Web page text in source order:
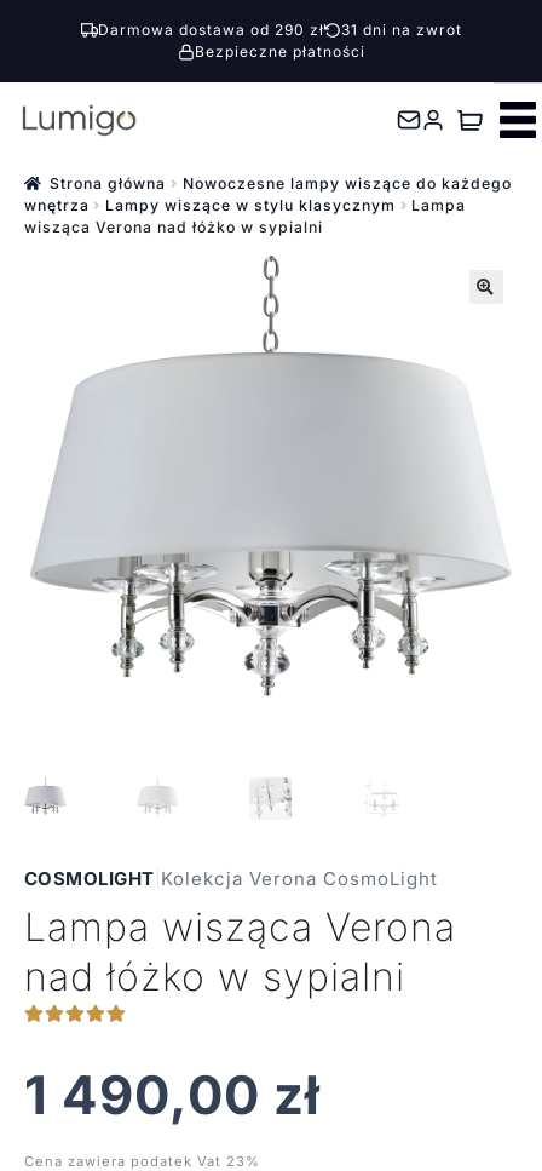
Darmowa dostawa od 290 zł
31 dni na zwrot
Bezpieczne płatności
Przejdź
nawigacji
Przejdź
treści Strona główna
Nowoczesne lampy wiszące do każdego
wnętrza
Lampy wiszące w stylu klasycznym
Lampa
wisząca Verona nad łóżko w sypialni
COSMOLIGHT Kolekcja Verona CosmoLight
Lampa wisząca Verona
nad łóżko w sypialni
1 490,00 zł
Cena zawiera podatek Vat 23%